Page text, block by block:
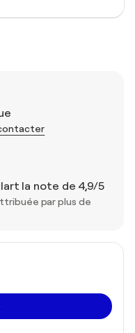
la note de 4,9/5
par plus de